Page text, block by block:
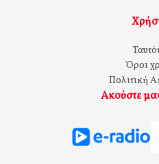
Όροι
Πολιτική
Ακούστε